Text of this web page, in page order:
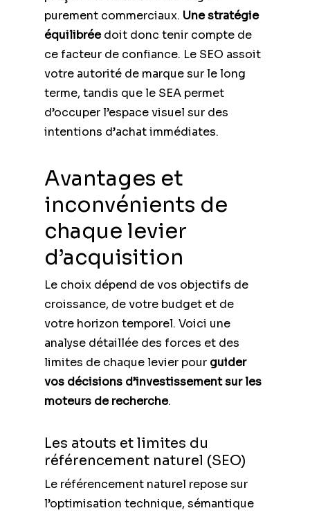
purement commerciaux. Une stratégie
équilibréedoit donc tenir compte de
ce facteur de confiance. Le SEO assoit
votre autorité de marque sur le long
terme, tandis que le SEA permet
d’occuper l’espace visuel sur des
intentions d’achat immédiates.
Avantages et
inconvénients de
chaque levier
d’acquisition
Le choix dépend de vos objectifs de
croissance, de votre budget et de
votre horizon temporel. Voici une
analyse détaillée des forces et des
limites de chaque levier pour guider
vos décisions d’investissement sur les
moteurs de recherche.
Les atouts et limites du
référencement naturel (SEO)
Le référencement naturel repose sur
l’optimisation technique, sémantique